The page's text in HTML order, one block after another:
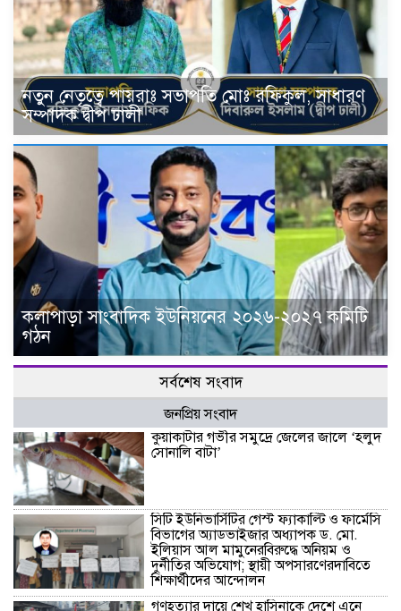
নতুন নেতৃত্বে পায়রাঃ সভাপতি মোঃ রফিকুল, সাধারণ
সম্পাদক দ্বীপ ঢালী
কলাপাড়া সাংবাদিক ইউনিয়নের ২০২৬-২০২৭ কমিটি
গঠন
সর্বশেষ সংবাদ
জনপ্রিয় সংবাদ
কুয়াকাটার গভীর সমুদ্রে জেলের জালে ‘হলুদ
সোনালি বাটা’
সিটি ইউনিভার্সিটির গেস্ট ফ্যাকাল্টি ও ফার্মেসি
বিভাগের অ্যাডভাইজার অধ্যাপক ড. মো.
ইলিয়াস আল মামুনেরবিরুদ্ধে অনিয়ম ও
দুর্নীতির অভিযোগ; স্থায়ী অপসারণেরদাবিতে
শিক্ষার্থীদের আন্দোলন
গণহত্যার দায়ে শেখ হাসিনাকে দেশে এনে